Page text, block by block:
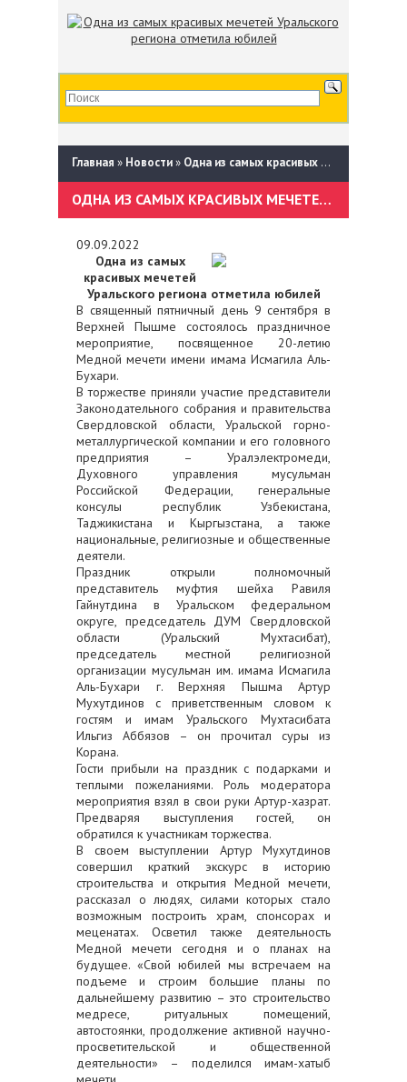
Главная » Новости» Одна из самых красивых мечетей Уральского региона отметила юбилей
ОДНА ИЗ САМЫХ КРАСИВЫХ МЕЧЕТЕЙ УРАЛЬСКОГО РЕГИОНА ОТМЕТИЛА ЮБИЛЕЙ
09.09.2022
Одна из самых
красивых мечетей
Уральского региона отметила юбилей
В священный пятничный день 9 сентября в
Верхней Пышме состоялось праздничное
мероприятие, посвященное 20-летию
Медной мечети имени имама Исмагила Аль-
Бухари.
В торжестве приняли участие представители
Законодательного собрания и правительства
Свердловской области, Уральской горно-
металлургической компании и его головного
предприятия – Уралэлектромеди,
Духовного управления мусульман
Российской Федерации, генеральные
консулы республик Узбекистана,
Таджикистана и Кыргызстана, а также
национальные, религиозные и общественные
деятели.
Праздник открыли полномочный
представитель муфтия шейха Равиля
Гайнутдина в Уральском федеральном
округе, председатель ДУМ Свердловской
области (Уральский Мухтасибат),
председатель местной религиозной
организации мусульман им. имама Исмагила
Аль-Бухари г. Верхняя Пышма Артур
Мухутдинов с приветственным словом к
гостям и имам Уральского Мухтасибата
Ильгиз Аббязов – он прочитал суры из
Корана.
Гости прибыли на праздник с подарками и
теплыми пожеланиями. Роль модератора
мероприятия взял в свои руки Артур-хазрат.
Предваряя выступления гостей, он
обратился к участникам торжества.
В своем выступлении Артур Мухутдинов
совершил краткий экскурс в историю
строительства и открытия Медной мечети,
рассказал о людях, силами которых стало
возможным построить храм, спонсорах и
меценатах. Осветил также деятельность
Медной мечети сегодня и о планах на
будущее. «Свой юбилей мы встречаем на
подъеме и строим большие планы по
дальнейшему развитию – это строительство
медресе, ритуальных помещений,
автостоянки, продолжение активной научно-
просветительской и общественной
деятельности» – поделился имам-хатыб